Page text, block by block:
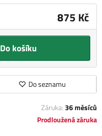
875 Kč
Do košíku
Do seznamu
Záruka:36 měsíců
Prodloužená záruka